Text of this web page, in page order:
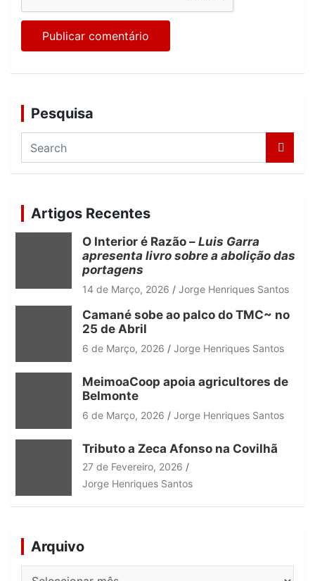
Pesquisa
a
c
h
Artigos Recentes
O Interior é Razão – Luis Garra
apresenta livro sobre a abolição das
portagens
14 de Março, 2026 Jorge Henriques Santos
Camané sobe ao palco do TMC~ no
25 de Abril
6 de Março, 2026 Jorge Henriques Santos
MeimoaCoop apoia agricultores de
Belmonte
6 de Março, 2026 Jorge Henriques Santos
Tributo a Zeca Afonso na Covilhã
27 de Fevereiro, 2026
Jorge Henriques Santos
Arquivo
Arquivo